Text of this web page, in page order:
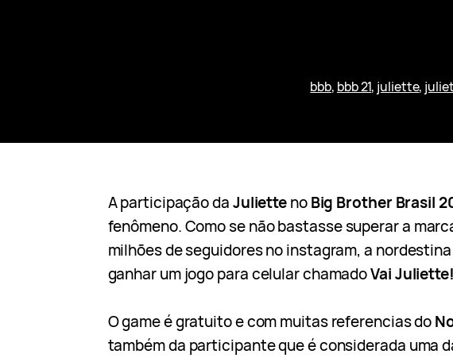
bbb, bbb 21, juliette,
A participação daJuliettenoBig Brother Brasil
fenômeno. Como se não bastasse superar a
milhões de seguidores no instagram, a
ganhar um jogo para celular chamadoVai Juliette!
O game é gratuito e com muitas referencias do
também da participante que é considerada uma